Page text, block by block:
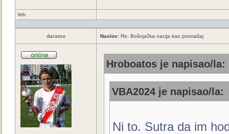
Vrh
daramo Naslov: Re: Bošnjačka nacija kao promašaj
Hroboatos je napisao/la:
VBA2024 je napisao/la:
Ni to. Sutra da im